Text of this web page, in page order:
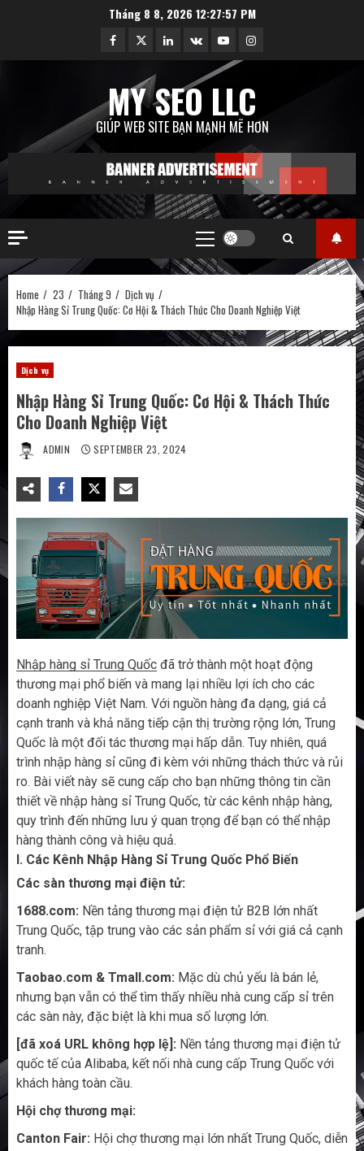
Tháng 8 8, 2026 12:27:58 PM
Facebook
TwitterLinkedin
VK YoutubeInstagram
MY SEO LLC
GIÚP WEB SITE BẠN MẠNH MẼ HƠN
Primary
Menu
Home 23 Tháng 9
Dịch vụ
Nhập Hàng Sỉ Trung Quốc: Cơ Hội & Thách Thức Cho Doanh Nghiệp Việt
Dịch vụ
Nhập Hàng Sỉ Trung Quốc: Cơ Hội & Thách Thức
Cho Doanh Nghiệp Việt
ADMIN SEPTEMBER 23, 2024
Nhập hàng sỉ Trung Quốc đã trở thành một hoạt động
thương mại phổ biến và mang lại nhiều lợi ích cho các
doanh nghiệp Việt Nam. Với nguồn hàng đa dạng, giá cả
cạnh tranh và khả năng tiếp cận thị trường rộng lớn, Trung
Quốc là một đối tác thương mại hấp dẫn. Tuy nhiên, quá
trình nhập hàng sỉ cũng đi kèm với những thách thức và rủi
ro. Bài viết này sẽ cung cấp cho bạn những thông tin cần
thiết về nhập hàng sỉ Trung Quốc, từ các kênh nhập hàng,
quy trình đến những lưu ý quan trọng để bạn có thể nhập
hàng thành công và hiệu quả.
I. Các Kênh Nhập Hàng Sỉ Trung Quốc Phổ Biến
Các sàn thương mại điện tử:
1688.com: Nền tảng thương mại điện tử B2B lớn nhất
Trung Quốc, tập trung vào các sản phẩm sỉ với giá cả cạnh
tranh.
Taobao.com & Tmall.com: Mặc dù chủ yếu là bán lẻ,
nhưng bạn vẫn có thể tìm thấy nhiều nhà cung cấp sỉ trên
các sàn này, đặc biệt là khi mua số lượng lớn.
[đã xoá URL không hợp lệ]: Nền tảng thương mại điện tử
quốc tế của Alibaba, kết nối nhà cung cấp Trung Quốc với
khách hàng toàn cầu.
Hội chợ thương mại:
Canton Fair: Hội chợ thương mại lớn nhất Trung Quốc, diễn